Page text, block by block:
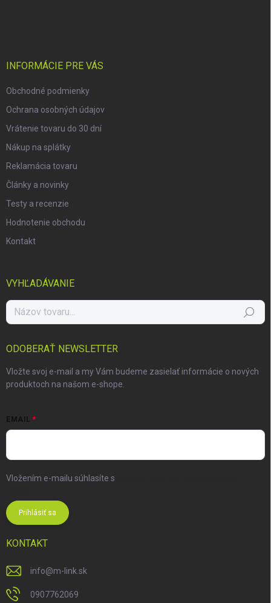
INFORMÁCIE PRE VÁS
Obchodné podmienky
Ochrana osobných údajov
Vrátenie tovaru do 30 dní
Nákup na splátky
Reklamácia tovaru
Články a novinky
Testy a recenzie
Hodnotenie obchodu
Kontakt
VYHĽADÁVANIE
Hľadať
ODOBERAŤ NEWSLETTER
Vložte svoj e-mail a my Vám budeme zasielať informácie o nových
produktoch na našom e-shope.
EMAIL
Vložením e-mailu súhlasíte s
Prihlásiť sa
KONTAKT
info@m-link.sk
0907762069